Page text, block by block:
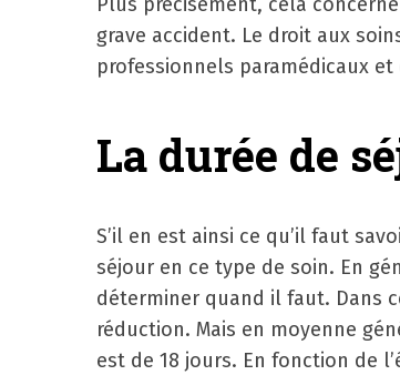
grave accident. Le droit aux
professionnels paramédicaux
La durée de
S’il en est ainsi ce qu’il faut
séjour en ce type de soin. En
déterminer quand il faut. Dans
réduction. Mais en moyenne
est de 18 jours. En fonction de